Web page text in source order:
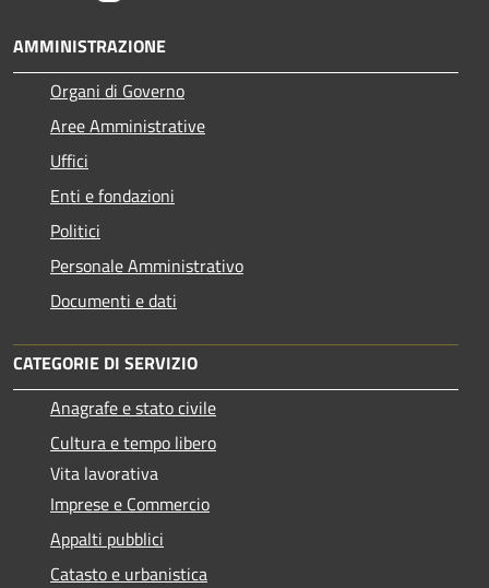
AMMINISTRAZIONE
Organi di Governo
Aree Amministrative
Uffici
Enti e fondazioni
Politici
Personale Amministrativo
Documenti e dati
CATEGORIE DI SERVIZIO
Anagrafe e stato civile
Cultura e tempo libero
Vita lavorativa
Imprese e Commercio
Appalti pubblici
Catasto e urbanistica